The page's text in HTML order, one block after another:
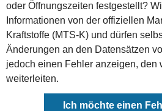
oder Öffnungszeiten festgestellt?
Informationen von der offiziellen
Kraftstoffe (MTS-K) und dürfen
Änderungen an den Datensätzen
jedoch einen Fehler anzeigen, den
weiterleiten.
Ich möchte einen